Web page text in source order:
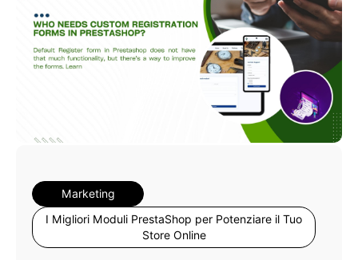
Marketing
I Migliori Moduli PrestaShop per Potenziare il Tuo
Store Online